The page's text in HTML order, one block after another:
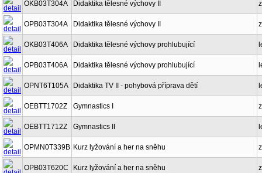
OKB03T304A Didaktika tělesné výchovy II
OPB03T304A Didaktika tělesné výchovy II
OKB03T406A Didaktika tělesné výchovy prohlubující
OPB03T406A Didaktika tělesné výchovy prohlubující
OPNT6T105A Didaktika TV II - pohybová příprava dětí
OEBTT1702Z Gymnastics I
OEBTT1712Z Gymnastics II
OPMN0T339B Kurz lyžování a her na sněhu
OPB03T620C Kurz lyžování a her na sněhu